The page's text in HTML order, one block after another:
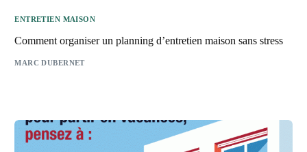
ENTRETIEN MAISON
Comment organiser un planning d’entretien maison sans stress
MARC DUBERNET